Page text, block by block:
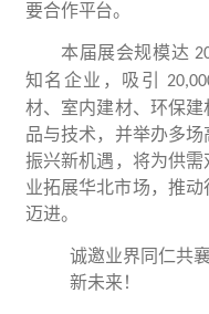
要合作平台。
本届展会规模达
知名企业，吸引
材、室内建材、 环保建
品与技术，并举办多
振兴新机遇，将为供
业拓展华北市场，推
迈进。
诚邀业界同仁共
新未来！